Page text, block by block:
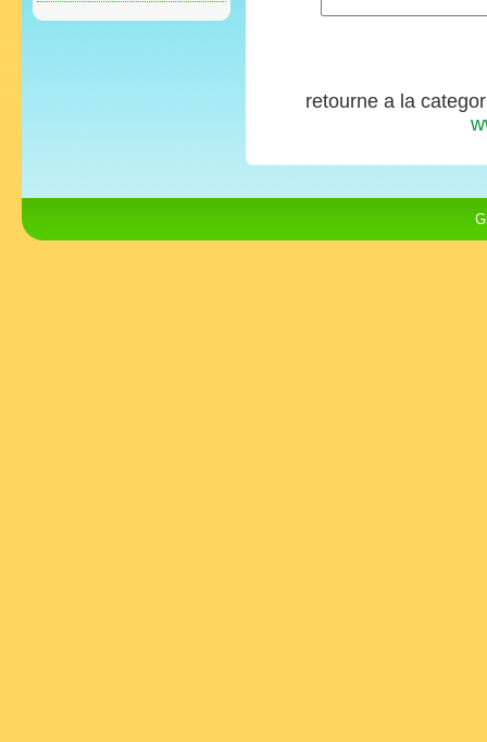
retourne a la